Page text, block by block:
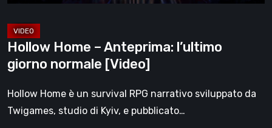
Hollow Home – Anteprima: l’ultimo
giorno normale [Video]
Hollow Home è un survival RPG narrativo sviluppato da
Twigames, studio di Kyiv, e pubblicato…